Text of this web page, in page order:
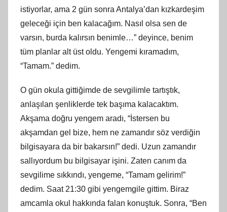
istiyorlar, ama 2 gün sonra Antalya’dan kızkardeşim
geleceği için ben kalacağım. Nasıl olsa sen de
varsın, burda kalırsın benimle…” deyince, benim
tüm planlar alt üst oldu. Yengemi kıramadım,
“Tamam.” dedim.
O gün okula gittiğimde de sevgilimle tartıştık,
anlaşılan şenliklerde tek başıma kalacaktım.
Akşama doğru yengem aradı, “İstersen bu
akşamdan gel bize, hem ne zamandır söz verdiğin
bilgisayara da bir bakarsın!” dedi. Uzun zamandır
sallıyordum bu bilgisayar işini. Zaten canım da
sevgilime sıkkındı, yengeme, “Tamam gelirim!”
dedim. Saat 21:30 gibi yengemgile gittim. Biraz
amcamla okul hakkında falan konuştuk. Sonra, “Ben